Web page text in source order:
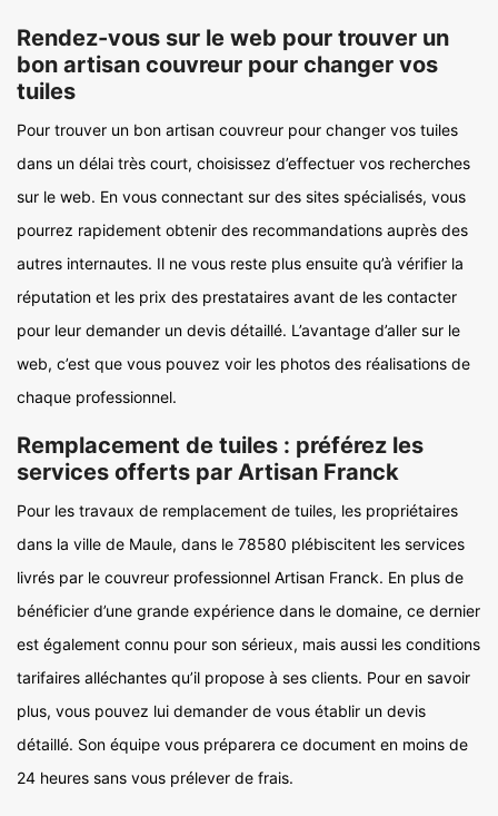
Rendez-vous sur le web pour trouver un
bon artisan couvreur pour changer vos
tuiles
Pour trouver un bon artisan couvreur pour changer vos tuiles
dans un délai très court, choisissez d’effectuer vos recherches
sur le web. En vous connectant sur des sites spécialisés, vous
pourrez rapidement obtenir des recommandations auprès des
autres internautes. Il ne vous reste plus ensuite qu’à vérifier la
réputation et les prix des prestataires avant de les contacter
pour leur demander un devis détaillé. L’avantage d’aller sur le
web, c’est que vous pouvez voir les photos des réalisations de
chaque professionnel.
Remplacement de tuiles : préférez les
services offerts par Artisan Franck
Pour les travaux de remplacement de tuiles, les propriétaires
dans la ville de Maule, dans le 78580 plébiscitent les services
livrés par le couvreur professionnel Artisan Franck. En plus de
bénéficier d’une grande expérience dans le domaine, ce dernier
est également connu pour son sérieux, mais aussi les conditions
tarifaires alléchantes qu’il propose à ses clients. Pour en savoir
plus, vous pouvez lui demander de vous établir un devis
détaillé. Son équipe vous préparera ce document en moins de
24 heures sans vous prélever de frais.